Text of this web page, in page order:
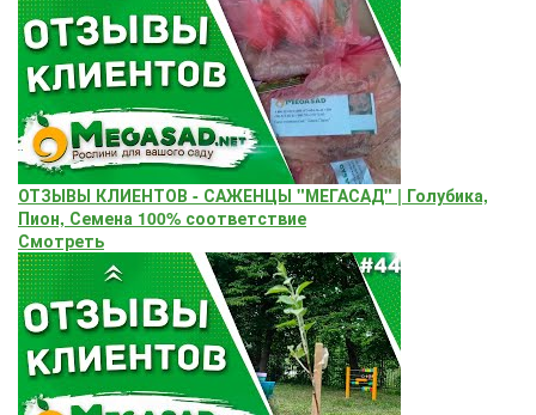
ОТЗЫВЫ КЛИЕНТОВ - САЖЕНЦЫ "МЕГАСАД" | Голубика,
Пион, Семена 100% соответствие
Смотреть